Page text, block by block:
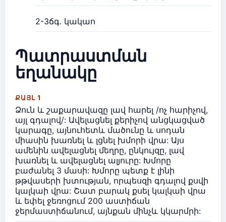
2-3ճգ. կակաո
Պատրաստման
եղանակը
ՔԱՅԼ 1
Ձուն և շաքարավազը լավ հարել /ոչ հարիչով,
այլ գդալով/: Ավելացնել քերիչով անցկացված
կարագը, այնուհետև մածունը և սոդան
միասին խառնել և լցնել խմորի վրա: Այս
ամենին ավելացնել մեղրը, ընկույզը, լավ
խառնել և ավելացնել ալյուրը: Խմորը
բաժանել 3 մասի: Խմորը պետք է լինի
թթվասերի խտության, որպեսզի գդալով քսվի
կալկաի վրա: Շատ բարակ քսել կալկաի վրա
և եփել ջեռոցում 200 աստիճան
ջերմաստիճանում, այնքան մինչև կկարմրի: